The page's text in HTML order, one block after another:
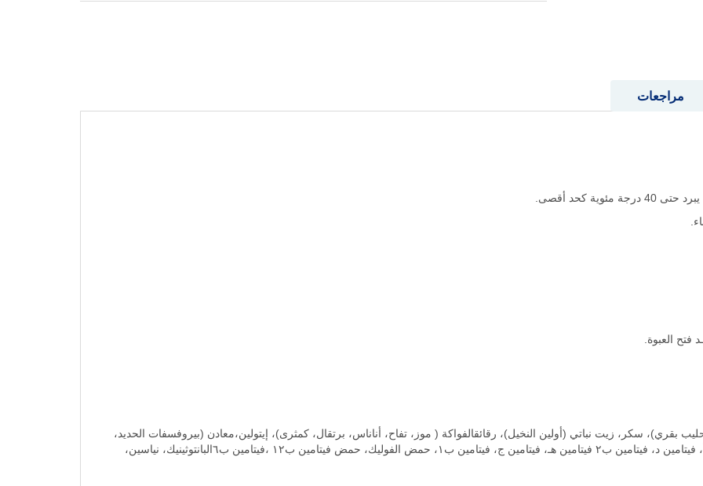
سكر، زيت نباتي (أولين النخيل)، رقائقالفواكة ( موز، تفاح، أناناس، برتقال، كمثرى)، إيتولين،معادن (بيروفسفات الحديد،
سلفات الزنك، كربوناتالكاسيوم)، فيتامينات ( فيتامين أ، فيتامين د، فيتامين ب٢ فيتامين هـ، فيتامين ج، فيتامين ب١، حمض الفوليك، حمض فيتامين ب١٢ ،فيتامين ب٦البانتوثينيك، نياسين،
مراجعات